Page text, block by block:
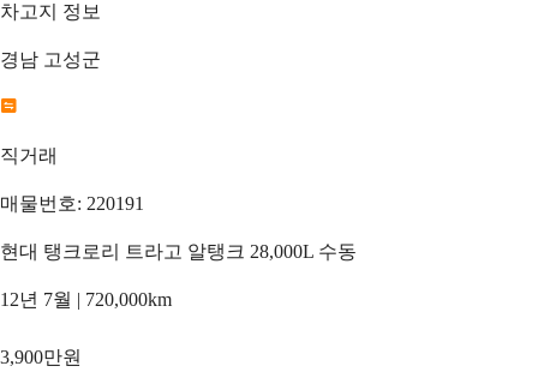
차고지 정보
경남 고성군
직거래
매물번호: 220191
현대 탱크로리 트라고 알탱크 28,000L 수동
12년 7월 | 720,000km
3,900만원